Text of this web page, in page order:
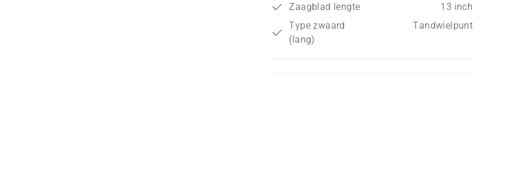
Zaagblad lengte
13 inch
Type zwaard
(lang)
Tandwielpunt